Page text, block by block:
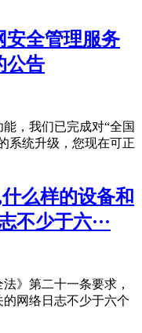
安全管理服务
公告
，我们已完成对“全国
系统升级，您现在可正
么样的设备和
不少于六···
》第二十一条要求，
网络日志不少于六个